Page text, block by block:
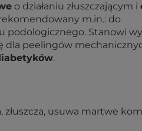
o działaniu złuszczającym i
m.in.: do
podologicznego. Stanowi
dla peelingów
.
złuszcza, usuwa martwe